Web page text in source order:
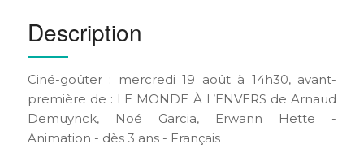
Description
Ciné-goûter : mercredi 19 août à 14h30, avant-
première de : LE MONDE À L’ENVERS de Arnaud
Demuynck, Noé Garcia, Erwann Hette -
Animation - dès 3 ans - Français